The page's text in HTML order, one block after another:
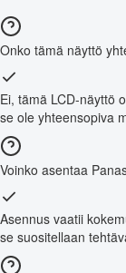
Onko tämä näyttö
Ei, tämä LCD-näyttö
se ole yhteensopiva
Voinko asentaa
Asennus vaatii
se suositellaan